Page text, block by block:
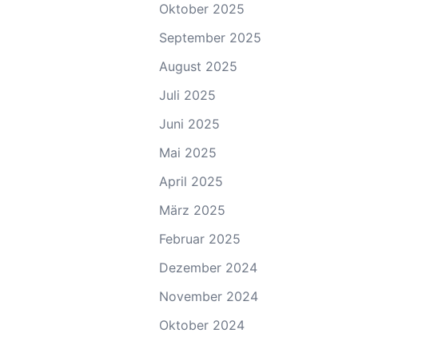
Oktober 2025
September 2025
August 2025
Juli 2025
Juni 2025
Mai 2025
April 2025
März 2025
Februar 2025
Dezember 2024
November 2024
Oktober 2024